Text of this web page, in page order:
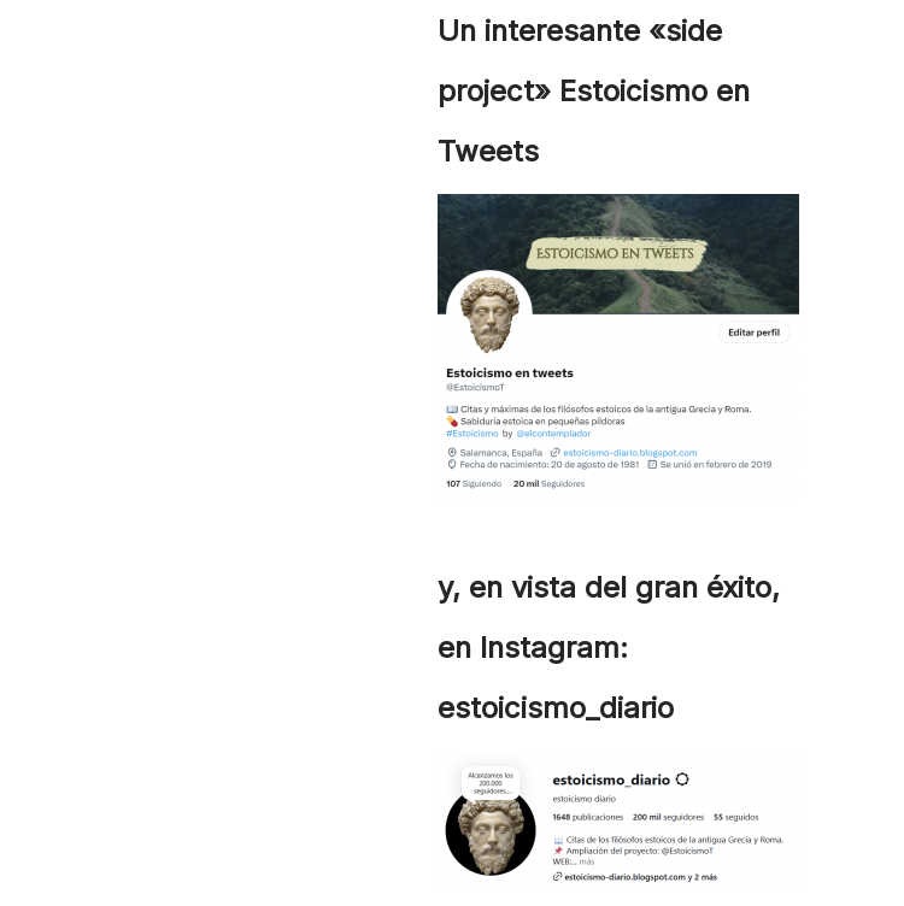
Un interesante «side
project» Estoicismo en
Tweets
y, en vista del gran éxito,
en Instagram:
estoicismo_diario